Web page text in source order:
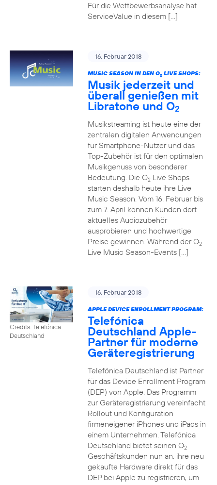
Für die Wettbewerbsanalyse hat
ServiceValue in diesem […]
16. Februar 2018
MUSIC SEASON IN DEN O2LIVE SHOPS:
Musik jederzeit und
überall genießen mit
Libratone und O2
Musikstreaming ist heute eine der
zentralen digitalen Anwendungen
für Smartphone-Nutzer und das
Top-Zubehör ist für den optimalen
Musikgenuss von besonderer
Bedeutung. Die O2Live Shops
starten deshalb heute ihre Live
Music Season. Vom 16. Februar bis
zum 7. April können Kunden dort
aktuelles Audiozubehör
ausprobieren und hochwertige
Preise gewinnen. Während der O2
Live Music Season-Events […]
Credits: Telefónica
Deutschland
16. Februar 2018
APPLE DEVICE ENROLLMENT PROGRAM:
Telefónica
Deutschland Apple-
Partner für moderne
Geräteregistrierung
Telefónica Deutschland ist Partner
für das Device Enrollment Program
(DEP) von Apple. Das Programm
zur Geräteregistrierung vereinfacht
Rollout und Konfiguration
firmeneigener iPhones und iPads in
einem Unternehmen. Telefónica
Deutschland bietet seinen O2
Geschäftskunden nun an, ihre neu
gekaufte Hardware direkt für das
DEP bei Apple zu registrieren, um